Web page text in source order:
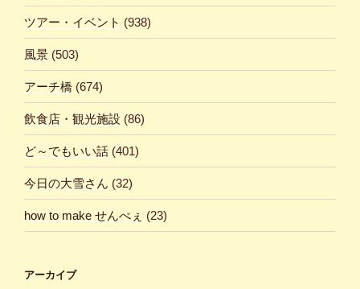
ツアー・イベント (938)
風景 (503)
アーチ橋 (674)
飲食店・観光施設 (86)
ど～でもいい話 (401)
今日の大雪さん (32)
how to make せんべぇ (23)
アーカイブ